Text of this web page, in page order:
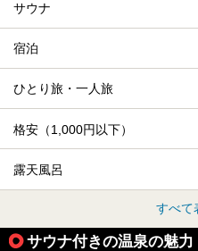
サウナ
宿泊
ひとり旅・一人旅
格安（1,000円以下）
露天風呂
すべて
サウナ付きの温泉の魅力